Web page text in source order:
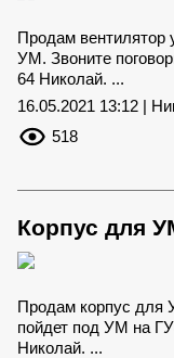
Продам вентилятор
УМ. Звоните
64 Николай. ...
16.05.2021 13:12 |
518
Корпус для
Продам корпус
пойдет под УМ на
Николай. ...